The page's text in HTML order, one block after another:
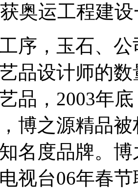
奥运工程建
序，玉石、
品设计师的
品，2003年
博之源精品
名度品牌。
视台06年春